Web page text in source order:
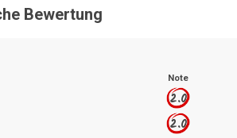
Jetzt Bewerten
Bewertung
Note
2.0
2.0